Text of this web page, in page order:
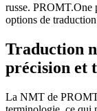
russe. PROMT.One
options de
Traduction
précision et
La NMT de